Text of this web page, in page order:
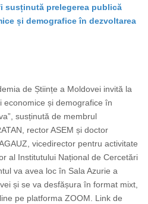
susținută prelegerea publică
și demografice în dezvoltarea
de Științe a Moldovei invită la
economice și demografice în
susținută de membrul
rector ASEM și doctor
vicedirector pentru activitate
al Institutului Național de Cercetări
va avea loc în Sala Azurie a
și se va desfășura în format mixt,
pe platforma ZOOM. Link de